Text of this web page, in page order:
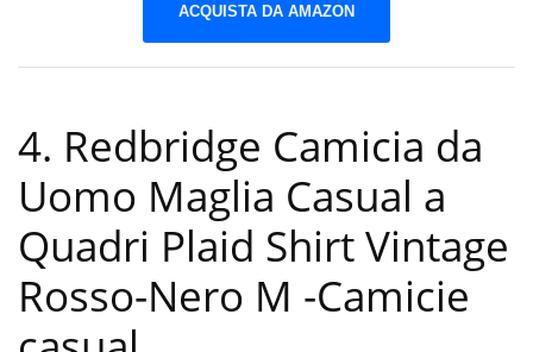
ACQUISTA DA AMAZON
4. Redbridge Camicia da
Uomo Maglia Casual a
Quadri Plaid Shirt Vintage
Rosso-Nero M -Camicie